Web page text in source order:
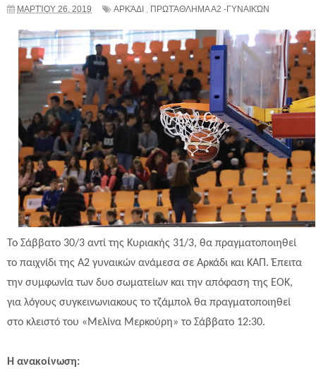
ΜΑΡΤΊΟΥ 26, 2019 ΑΡΚΆΔΙ , ΠΡΩΤΆΘΛΗΜΑ Α2 -ΓΥΝΑΙΚΏΝ
Το Σάββατο 30/3 αντί της Κυριακής 31/3, θα πραγματοποιηθεί
το παιχνίδι της Α2 γυναικών ανάμεσα σε Αρκάδι και ΚΑΠ. Έπειτα
την συμφωνία των δυο σωματείων και την απόφαση της ΕΟΚ,
για λόγους συγκεινωνιακους το τζάμπολ θα πραγματοποιηθεί
στο κλειστό του «Μελίνα Μερκούρη» το Σάββατο 12:30.
Η ανακοίνωση: